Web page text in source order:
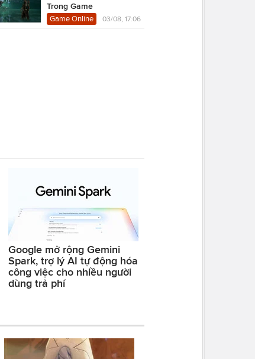
Trong Game
Game Online 03/08, 17:06
Google mở rộng Gemini
Spark, trợ lý AI tự động hóa
công việc cho nhiều người
dùng trả phí